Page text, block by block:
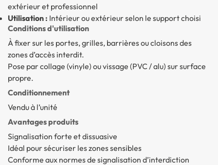
extérieur et professionnel
Utilisation : Intérieur ou extérieur selon le support choisi
Conditions d'utilisation
À fixer sur les portes, grilles, barrières ou cloisons des
zones d’accès interdit.
Pose par collage (vinyle) ou vissage (PVC / alu) sur surface
propre.
Conditionnement
Vendu à l’unité
Avantages produits
Signalisation forte et dissuasive
Idéal pour sécuriser les zones sensibles
Conforme aux normes de signalisation d’interdiction